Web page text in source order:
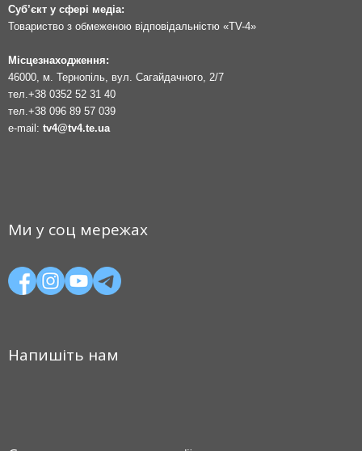
Суб’єкт у сфері медіа:
Товариство з обмеженою відповідальністю «TV-4»
Місцезнаходження:
46000, м. Тернопіль, вул. Сагайдачного, 2/7
тел. +38 0352 52 31 40
тел. +38 096 89 57 039
e-mail: tv4@tv4.te.ua
Ми у соц мережах
Напишіть нам